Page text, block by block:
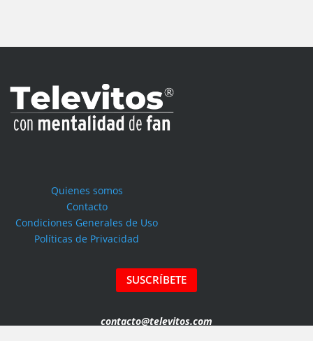
Quienes somos
Contacto
Condiciones Generales de Uso
Políticas de Privacidad
SUSCRÍBETE
contacto@televitos.com